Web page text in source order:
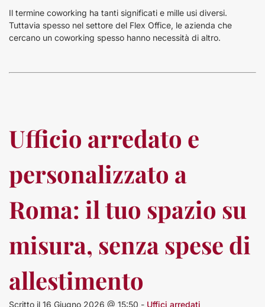
Il termine coworking ha tanti significati e mille usi diversi.
Tuttavia spesso nel settore del Flex Office, le azienda che
cercano un coworking spesso hanno necessità di altro.
Ufficio arredato e
personalizzato a
Roma: il tuo spazio su
misura, senza spese di
allestimento
Scritto il 16 Giugno 2026 @ 15:50 - Uffici arredati